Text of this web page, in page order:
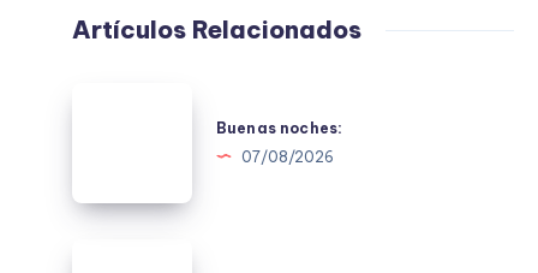
Artículos Relacionados
Buenas noches:
07/08/2026